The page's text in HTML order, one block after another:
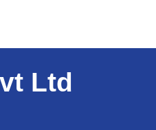
Ltd